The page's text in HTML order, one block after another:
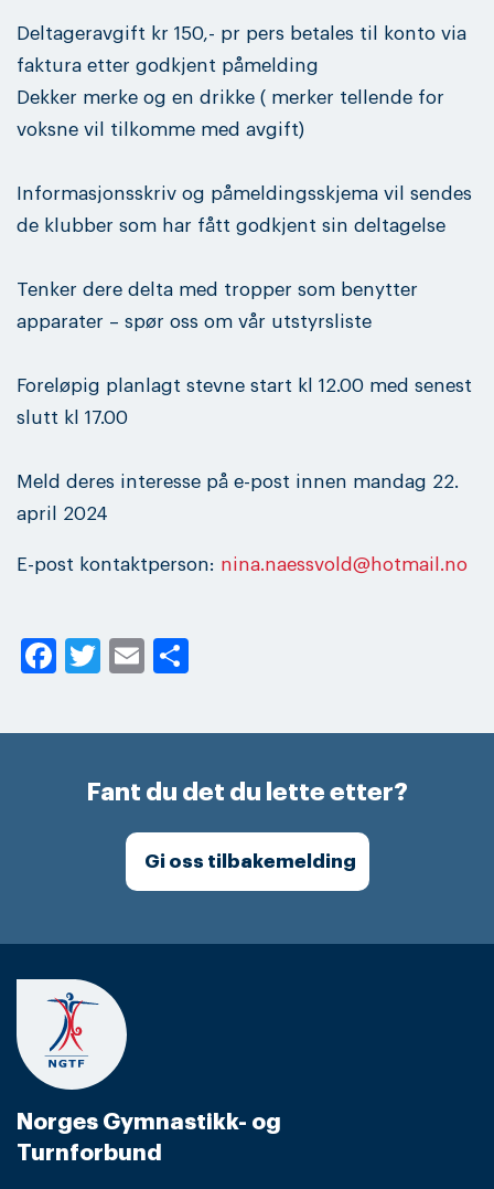
Deltageravgift kr 150,- pr pers betales til konto via
faktura etter godkjent påmelding
Dekker merke og en drikke ( merker tellende for
voksne vil tilkomme med avgift)
Informasjonsskriv og påmeldingsskjema vil sendes
de klubber som har fått godkjent sin deltagelse
Tenker dere delta med tropper som benytter
apparater – spør oss om vår utstyrsliste
Foreløpig planlagt stevne start kl 12.00 med senest
slutt kl 17.00
Meld deres interesse på e-post innen mandag 22.
april 2024
E-post kontaktperson: nina.naessvold@hotmail.no
Facebook
Twitter
Email
Fant du det du lette etter?
Gi oss tilbakemelding
Norges Gymnastikk- og
Turnforbund